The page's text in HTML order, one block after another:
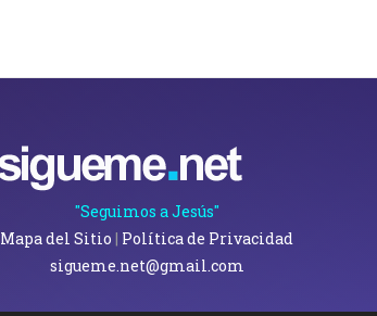
"Seguimos a Jesús"
Mapa del Sitio | Política de Privacidad
sigueme.net@gmail.com